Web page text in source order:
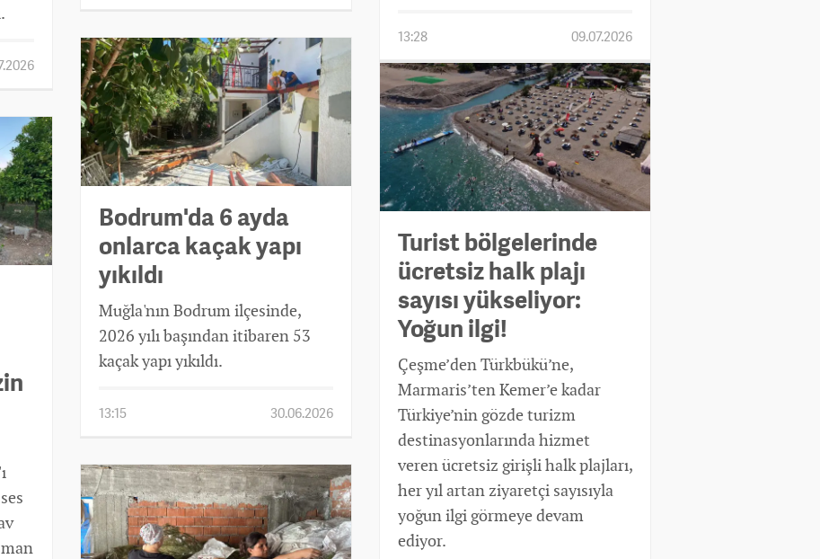
13:28 09.07.2026
Bodrum'da 6 ayda
onlarca kaçak yapı
yıkıldı
Muğla'nın Bodrum ilçesinde,
2026 yılı başından itibaren 53
kaçak yapı yıkıldı.
13:15 30.06.2026
Turist bölgelerinde
ücretsiz halk plajı
sayısı yükseliyor:
Yoğun ilgi!
Çeşme’den Türkbükü’ne,
Marmaris’ten Kemer’e kadar
Türkiye’nin gözde turizm
destinasyonlarında hizmet
veren ücretsiz girişli halk plajları,
her yıl artan ziyaretçi sayısıyla
yoğun ilgi görmeye devam
ediyor.